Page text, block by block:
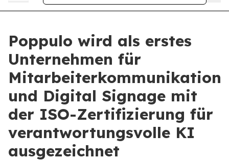
Poppulo wird als erstes
Unternehmen für
Mitarbeiterkommunikation
und Digital Signage mit
der ISO-Zertifizierung für
verantwortungsvolle KI
ausgezeichnet